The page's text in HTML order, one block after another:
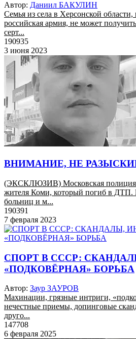
Автор: Даниил БАКУЛИН
Семья из села в Херсонской области,
российская армия, не может
серт...
190935
3 июня 2023
ВНИМАНИЕ, НЕ
(ЭКСКЛЮЗИВ) Московская полиция
жителя Коми, который погиб в ДТП.
больниц и м...
190391
7 февраля 2023
СПОРТ В СССР:
«ПОДКОВЁРНАЯ» БОРЬБА
Автор: Заур ЗАУРОВ
Махинации, грязные интриги,
нечестные приемы, допинговые
друго...
147708
6 февраля 2025